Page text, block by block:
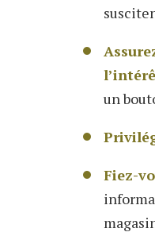
un
Fiez-